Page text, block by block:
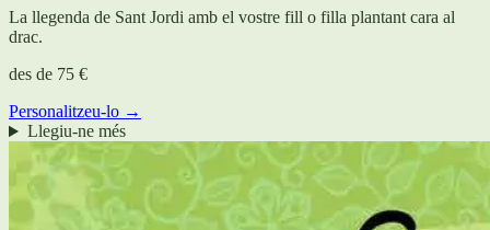
La llegenda de Sant Jordi amb el vostre fill o filla plantant cara al
drac.
des de 75 €
Personalitzeu-lo →
Llegiu-ne més